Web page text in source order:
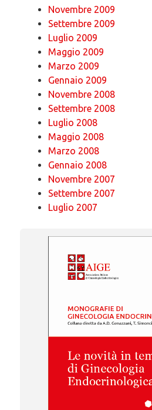
Novembre 2009
Settembre 2009
Luglio 2009
Maggio 2009
Marzo 2009
Gennaio 2009
Novembre 2008
Settembre 2008
Luglio 2008
Maggio 2008
Marzo 2008
Gennaio 2008
Novembre 2007
Settembre 2007
Luglio 2007